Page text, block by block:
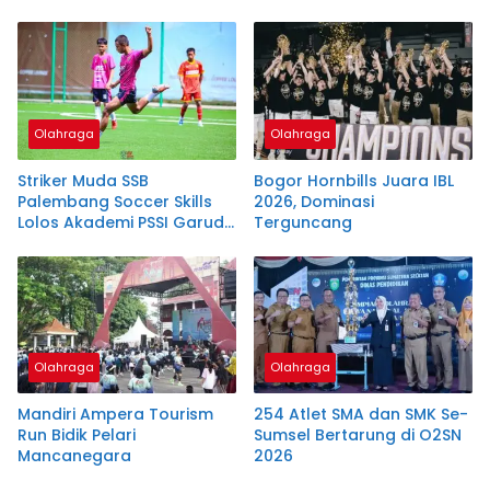
Daerah
Olahraga
Striker Muda SSB
Palembang Soccer Skills
Lolos Akademi PSSI Garuda
Olahraga
Bogor Hornbills Juara IBL
2026, Dominasi
Terguncang
Olahraga
Mandiri Ampera Tourism
Run Bidik Pelari
Mancanegara
Olahraga
254 Atlet SMA dan SMK Se-
Sumsel Bertarung di O2SN
2026